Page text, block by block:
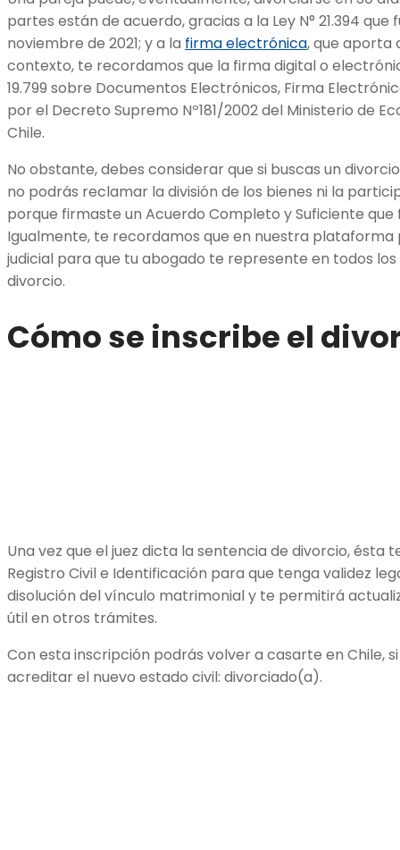
partes están de acuerdo, gracias a la Ley N° 21.394 que
noviembre de 2021; y a la firma electrónica, que aporta
contexto, te recordamos que la firma digital o
19.799 sobre Documentos Electrónicos, Firma
por el Decreto Supremo Nº181/2002 del Ministerio de
Chile.
No obstante, debes considerar que si buscas un
no podrás reclamar la división de los bienes ni la
porque firmaste un Acuerdo Completo y Suficiente que
Igualmente, te recordamos que en nuestra
judicial para que tu abogado te represente en todos
divorcio.
Cómo se inscribe el
Una vez que el juez dicta la sentencia de divorcio, ésta
Registro Civil e Identificación para que tenga validez
disolución del vínculo matrimonial y te permitirá
útil en otros trámites.
Con esta inscripción podrás volver a casarte en Chile,
acreditar el nuevo estado civil: divorciado(a).